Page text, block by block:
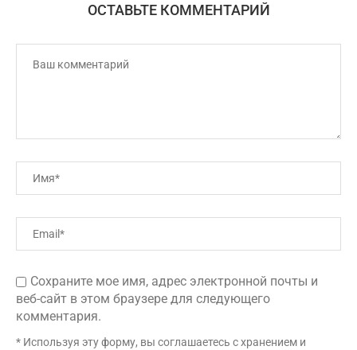
ОСТАВЬТЕ КОММЕНТАРИЙ
Сохраните мое имя, адрес электронной почты и
веб-сайт в этом браузере для следующего
комментария.
* Используя эту форму, вы соглашаетесь с хранением и